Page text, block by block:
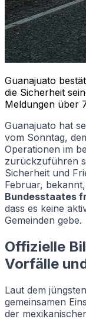
Guanajuato
die Sicherheit
Meldungen über
Guanajuato hat
vom Sonntag,
Operationen im
zurückzuführen
Sicherheit und
Februar,
Bundesstaates
dass es keine
Gemeinden gebe.
Offizielle
Vorfälle
Laut dem
gemeinsamen
der